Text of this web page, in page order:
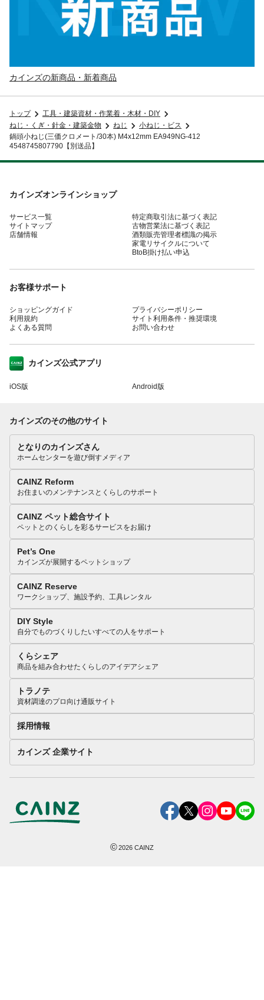
カインズの新商品・新着商品
トップ
工具・建築資材・作業着・木材・DIY
ねじ・くぎ・針金・建築金物
ねじ
小ねじ・ビス
鍋頭小ねじ(三価クロメート/30本) M4x12mm EA949NG-412
4548745807790【別送品】
カインズオンラインショップ
サービス一覧
サイトマップ
店舗情報
特定商取引法に基づく表記
古物営業法に基づく表記
酒類販売管理者標識の掲示
家電リサイクルについて
BtoB掛け払い申込
お客様サポート
ショッピングガイド
利用規約
よくある質問
プライバシーポリシー
サイト利用条件・推奨環境
お問い合わせ
カインズ公式アプリ
iOS版 Android版
カインズのその他のサイト
となりのカインズさん
ホームセンターを遊び倒すメディア
CAINZ Reform
お住まいのメンテナンスとくらしのサポート
CAINZ ペット総合サイト
ペットとのくらしを彩るサービスをお届け
Pet’s One
カインズが展開するペットショップ
CAINZ Reserve
ワークショップ、施設予約、工具レンタル
DIY Style
自分でものづくりしたいすべての人をサポート
くらシェア
商品を組み合わせたくらしのアイデアシェア
トラノテ
資材調達のプロ向け通販サイト
採用情報
カインズ 企業サイト
©2026 CAINZ